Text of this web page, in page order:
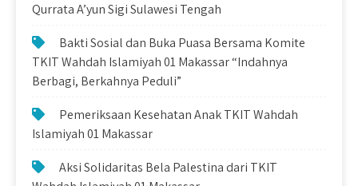
Qurrata A’yun Sigi Sulawesi Tengah
Bakti Sosial dan Buka Puasa Bersama Komite
TKIT Wahdah Islamiyah 01 Makassar “Indahnya
Berbagi, Berkahnya Peduli”
Pemeriksaan Kesehatan Anak TKIT Wahdah
Islamiyah 01 Makassar
Aksi Solidaritas Bela Palestina dari TKIT